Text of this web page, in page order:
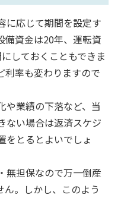
に応じて期間を設定す
備資金は20年、運転資
しておくこともできま
利率も変わりますので
や業績の下落など、当
ない場合は返済スケジ
をとるとよいでしょ
無担保なので万一倒産
ん。しかし、このよう